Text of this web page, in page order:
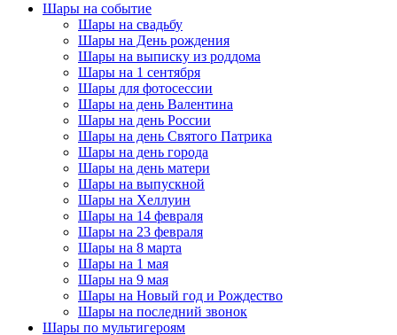
Шары на событие
Шары на свадьбу
Шары на День рождения
Шары на выписку из роддома
Шары на 1 сентября
Шары для фотосессии
Шары на день Валентина
Шары на день России
Шары на день Святого Патрика
Шары на день города
Шары на день матери
Шары на выпускной
Шары на Хеллуин
Шары на 14 февраля
Шары на 23 февраля
Шары на 8 марта
Шары на 1 мая
Шары на 9 мая
Шары на Новый год и Рождество
Шары на последний звонок
Шары по мультигероям